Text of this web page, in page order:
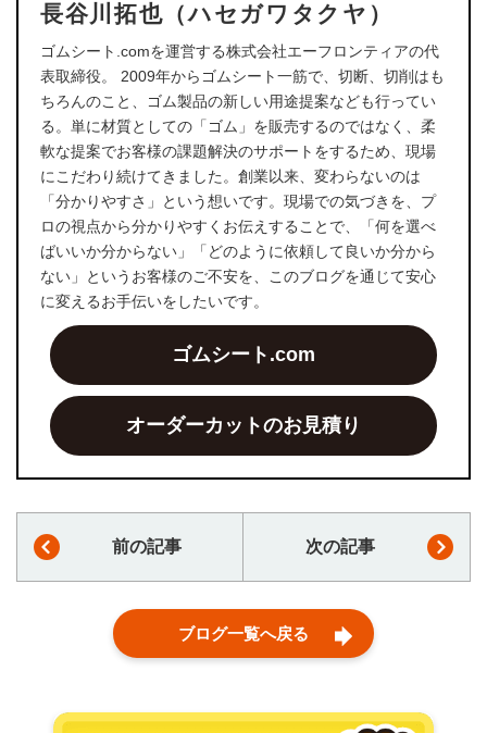
長谷川拓也（ハセガワタクヤ）
ゴムシート.comを運営する株式会社エーフロンティアの代
表取締役。 2009年からゴムシート一筋で、切断、切削はも
ちろんのこと、ゴム製品の新しい用途提案なども行ってい
る。単に材質としての「ゴム」を販売するのではなく、柔
軟な提案でお客様の課題解決のサポートをするため、現場
にこだわり続けてきました。創業以来、変わらないのは
「分かりやすさ」という想いです。現場での気づきを、プ
ロの視点から分かりやすくお伝えすることで、「何を選べ
ばいいか分からない」「どのように依頼して良いか分から
ない」というお客様のご不安を、このブログを通じて安心
に変えるお手伝いをしたいです。
ゴムシート.com
オーダーカットのお見積り
前の記事 次の記事
ブログ一覧へ戻る